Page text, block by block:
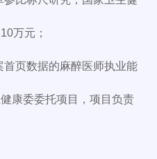
万元；
页数据的麻醉医师执业能
康委委托项目，项目负责